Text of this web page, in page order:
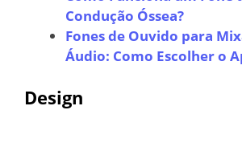
Condução Óssea?
Fones de Ouvido para
Áudio: Como Escolher o
Design